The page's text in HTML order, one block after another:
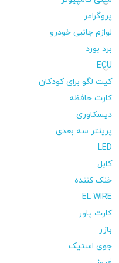
پروگرامر
لوازم جانبی خودرو
برد بورد
ECU
کیت لگو برای کودکان
کارت حافظه
دیسکاوری
پرینتر سه بعدی
LED
کابل
خنک کننده
EL WIRE
کارت پاور
بازر
جوی استیک